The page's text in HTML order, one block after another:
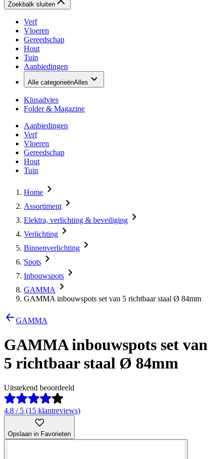
Zoekbalk sluiten
Verf
Vloeren
Gereedschap
Hout
Tuin
Aanbiedingen
Alle categorieënAlles
Klusadvies
Folder & Magazine
Aanbiedingen
Verf
Vloeren
Gereedschap
Hout
Tuin
Home
Assortiment
Elektra, verlichting & beveiliging
Verlichting
Binnenverlichting
Spots
Inbouwspots
GAMMA
GAMMA inbouwspots set van 5 richtbaar staal Ø 84mm
GAMMA
GAMMA inbouwspots set van
5 richtbaar staal Ø 84mm
Uitstekend beoordeeld
4.8 / 5 (15 klantreviews)
Opslaan in Favorieten